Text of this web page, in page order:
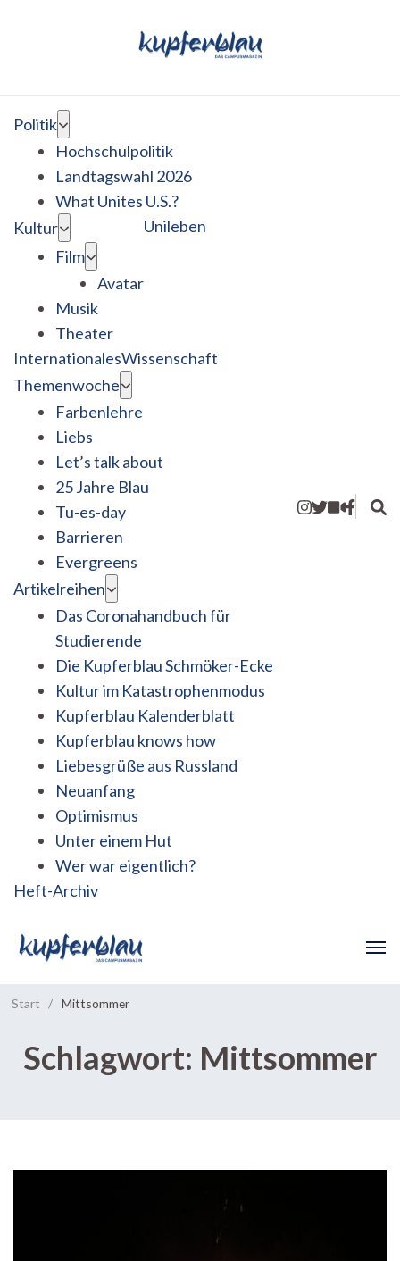
Politik
Hochschulpolitik
Landtagswahl 2026
What Unites U.S.?
Kultur
Film
Avatar
Musik
Theater
Unileben
InternationalesWissenschaft
Themenwoche
Farbenlehre
Liebs
Let’s talk about
25 Jahre Blau
Tu-es-day
Barrieren
Evergreens
Artikelreihen
Das Coronahandbuch für
Studierende
Die Kupferblau Schmöker-Ecke
Kultur im Katastrophenmodus
Kupferblau Kalenderblatt
Kupferblau knows how
Liebesgrüße aus Russland
Neuanfang
Optimismus
Unter einem Hut
Wer war eigentlich?
Heft-Archiv
Start / Mittsommer
Schlagwort: Mittsommer